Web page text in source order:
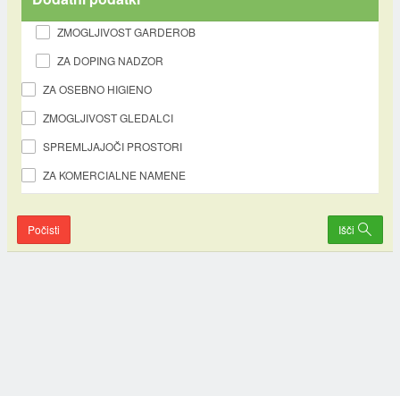
ZMOGLJIVOST GARDEROB
ZA DOPING NADZOR
ZA OSEBNO HIGIENO
ZMOGLJIVOST GLEDALCI
SPREMLJAJOČI PROSTORI
ZA KOMERCIALNE NAMENE
Počisti Išči